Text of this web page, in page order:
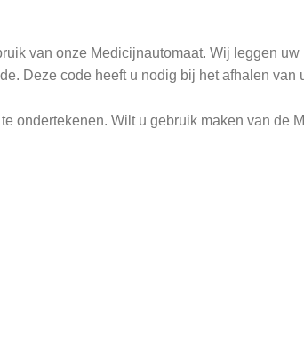
van onze Medicijnautomaat. Wij leggen
Deze code heeft u nodig bij het afhalen van
te ondertekenen. Wilt u gebruik maken van de